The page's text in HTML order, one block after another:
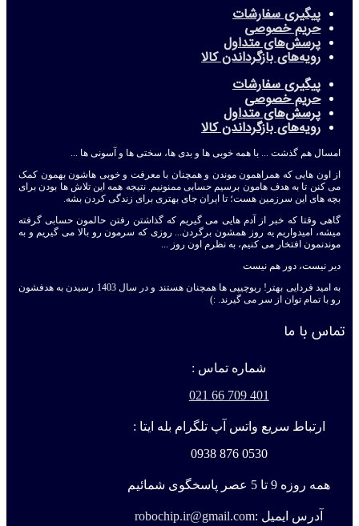
پیگیری سفارشات
حریم خصوصی
پرسش‌های متداول
رویه‌های بازگرداندن کالا
پیگیری سفارشات
حریم خصوصی
پرسش‌های متداول
رویه‌های بازگرداندن کالا
امسال هم گذشت ... با همه خوبی ها و بدی ها، سختی ها و آسونی ها ...
از اون هایی که همراهمون موندن و همچنان با معرفت و خوبی هاشون بهمون کمک
می کنن تا به هدف هامون برسیم حسابی ممنونیم. نتیجه همه این تلاش ها بودن برای
بچه های این سرزمین هست؛ تا ایران جای بهتری برای زندگی کردن بشه.
گاهی وقتا که خبر از آدم هایی می گیریم که گذاشتن رفتن حالمون حسابی گرفته
میشه، امیدواریم یه روز همشون برگردن... روزی که سرمون رو بالا می گیریم و به
موندنمون افتخار می کنیم، به نظرم اون روز ...
دیر نیست، دور هم نیست
به امید فردایی بهتر! ربوچیپی ها همچنان هستند و در سال 1403 رسیدن به هدفشون
رو با تمام توان از سر می گیرند. :)
تماس با ما
شماره تماس :
401 709 66 021
ارتباط سریع واتس آپ تلگرام بله ایتا :
0530 876 0938
همه روزه 9 تا 5 عصر پاسخگوی شمائیم
آدرس ایمیل :robochip.ir@gmail.com